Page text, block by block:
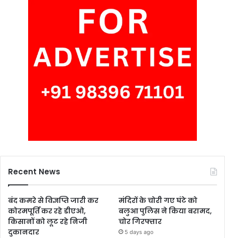
Recent News
बंद कमरे से विज्ञप्ति जारी कर
कोरमपूर्ति कर रहे डीएओ,
किसानों को लूट रहे निजी
दुकानदार
मंदिरों के चोरी गए घंटे को
बलुआ पुलिस ने किया बरामद,
चोर गिरफ्तार
5 days ago